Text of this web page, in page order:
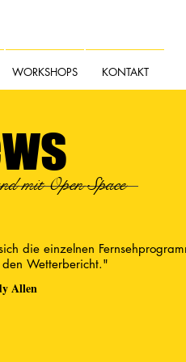
WORKSHOPS KONTAKT
mit Open Space
die einzelnen
Wetterbericht."
Allen